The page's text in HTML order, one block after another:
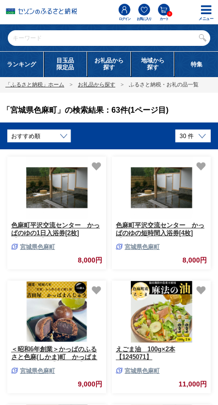
ログイン お気に入り カート
0
ランキング
目玉品
限定品
お礼品から
探す
地域から
探す
特集
「ふるさと納税」ホーム お礼品から探す ふるさと納税・お礼の品一覧
「宮城県色麻町」の検索結果：63件(1ページ目)
色麻町平沢交流センター かっ
ぱのゆの1日入浴券[2枚]
宮城県色麻町
8,000円
色麻町平沢交流センター かっ
ぱのゆの短時間入浴券[4枚]
宮城県色麻町
8,000円
＜昭和6年創業＞かっぱのふる
さと色麻(しかま)町 かっぱま
宮城県色麻町
9,000円
えごま油 100g×2本
【1245071】
宮城県色麻町
11,000円
メニュー